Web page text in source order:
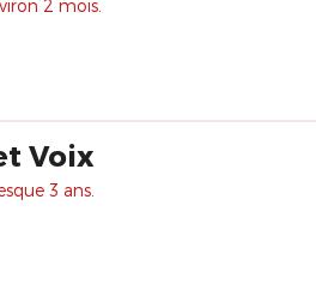
2 mois.
Voix
3 ans.